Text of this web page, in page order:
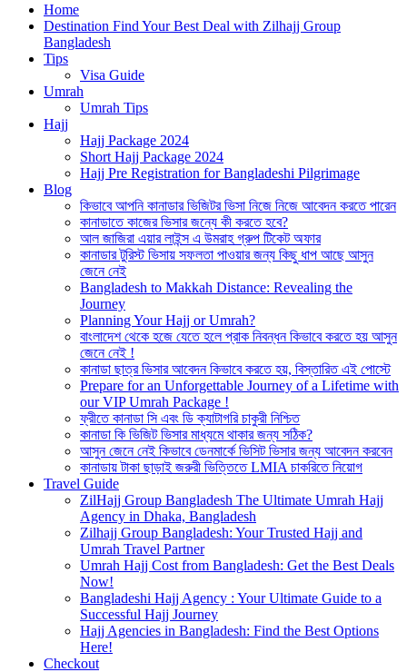
Home
Destination Find Your Best Deal with Zilhajj Group
Bangladesh
Tips
Visa Guide
Umrah
Umrah Tips
Hajj
Hajj Package 2024
Short Hajj Package 2024
Hajj Pre Registration for Bangladeshi Pilgrimage
Blog
কিভাবে আপনি কানাডার ভিজিটর ভিসা নিজে নিজে আবেদন করতে পারেন
কানাডাতে কাজের ভিসার জন্যে কী করতে হবে?
আল জাজিরা এয়ার লাইন্স এ উমরাহ গ্রুপ টিকেট অফার
কানাডার টুরিস্ট ভিসায় সফলতা পাওয়ার জন্য কিছু ধাপ আছে আসুন
জেনে নেই
Bangladesh to Makkah Distance: Revealing the
Journey
Planning Your Hajj or Umrah?
বাংলাদেশ থেকে হজে যেতে হলে প্রাক নিবন্ধন কিভাবে করতে হয় আসুন
জেনে নেই !
কানাডা ছাত্র ভিসার আবেদন কিভাবে করতে হয়, বিস্তারিত এই পোস্টে
Prepare for an Unforgettable Journey of a Lifetime with
our VIP Umrah Package !
ফ্রীতে কানাডা সি এবং ডি ক্যাটাগরি চাকুরী নিশ্চিত
কানাডা কি ভিজিট ভিসার মাধ্যমে থাকার জন্য সঠিক?
আসুন জেনে নেই কিভাবে ডেনমার্কে ভিসিট ভিসার জন্য আবেদন করবেন
কানাডায় টাকা ছাড়াই জরুরী ভিত্তিতে LMIA চাকরিতে নিয়োগ
Travel Guide
ZilHajj Group Bangladesh The Ultimate Umrah Hajj
Agency in Dhaka, Bangladesh
Zilhajj Group Bangladesh: Your Trusted Hajj and
Umrah Travel Partner
Umrah Hajj Cost from Bangladesh: Get the Best Deals
Now!
Bangladeshi Hajj Agency : Your Ultimate Guide to a
Successful Hajj Journey
Hajj Agencies in Bangladesh: Find the Best Options
Here!
Checkout